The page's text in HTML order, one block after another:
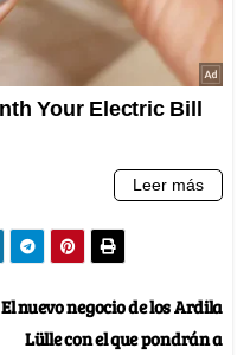
El nuevo negocio de los Ardila
Lülle con el que pondrán a